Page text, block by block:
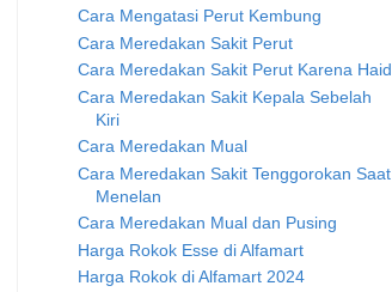
Cara Mengatasi Perut Kembung
Cara Meredakan Sakit Perut
Cara Meredakan Sakit Perut Karena Haid
Cara Meredakan Sakit Kepala Sebelah
Kiri
Cara Meredakan Mual
Cara Meredakan Sakit Tenggorokan Saat
Menelan
Cara Meredakan Mual dan Pusing
Harga Rokok Esse di Alfamart
Harga Rokok di Alfamart 2024